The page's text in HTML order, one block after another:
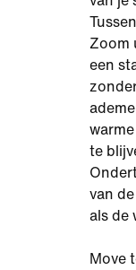
Zoom
een
te
van
als de
Move